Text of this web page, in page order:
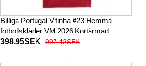
Billiga Portugal Vitinha #23 Hemma
fotbollskläder VM 2026 Kortärmad
398.95SEK
997.42SEK